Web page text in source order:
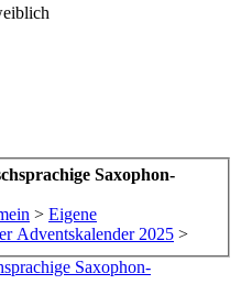
Saxophon-
> Eigene
Adventskalender 2025 >